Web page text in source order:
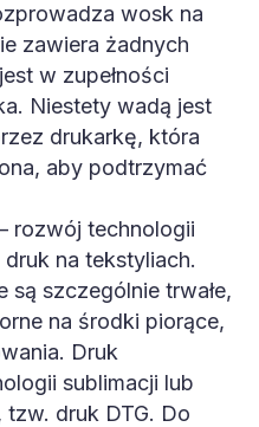
wosk na
zawiera żadnych
w zupełności
Niestety wadą jest
drukarkę, która
aby podtrzymać
rozwój technologii
na tekstyliach.
szczególnie trwałe,
na środki piorące,
Druk
sublimacji lub
druk DTG. Do